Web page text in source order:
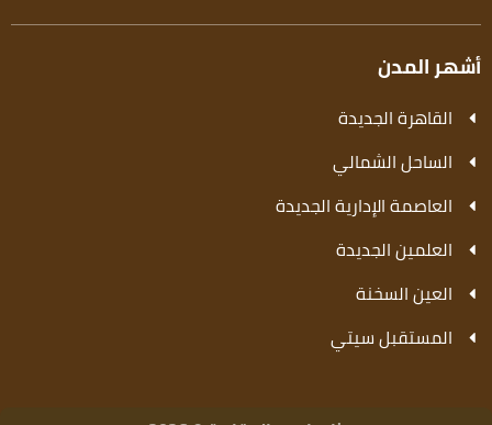
أشهر المدن
القاهرة الجديدة
الساحل الشمالي
العاصمة الإدارية الجديدة
العلمين الجديدة
العين السخنة
المستقبل سيتي